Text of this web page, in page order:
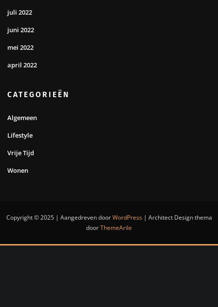
juli 2022
juni 2022
mei 2022
april 2022
CATEGORIEËN
Algemeen
Lifestyle
Vrije Tijd
Wonen
Copyright © 2025 | Aangedreven doorWordPress | Architect Design thema
doorThemeArile